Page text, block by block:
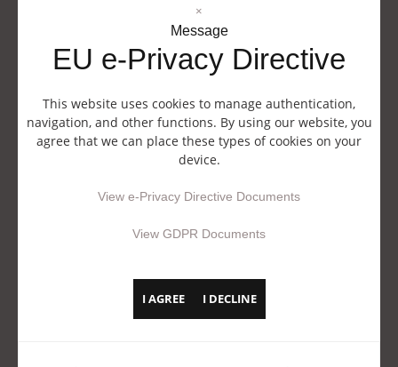
×
Message
EU e-Privacy Directive
This website uses cookies to manage authentication,
navigation, and other functions. By using our website, you
agree that we can place these types of cookies on your
device.
View e-Privacy Directive Documents
View GDPR Documents
I AGREE I DECLINE